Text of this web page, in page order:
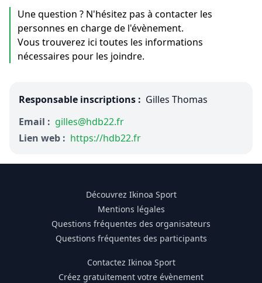
Une question ? N'hésitez pas à contacter les
personnes en charge de l'évènement.
Vous trouverez ici toutes les informations
nécessaires pour les joindre.
Responsable inscriptions : Gilles Thomas
Email : gilles@hdb22.fr
Lien web : https://hdb22.fr
Découvrez Ikinoa Sport
Mentions légales
Questions fréquentes des organisateurs
Questions fréquentes des participants
Contactez Ikinoa Sport
Créez gratuitement votre évènement